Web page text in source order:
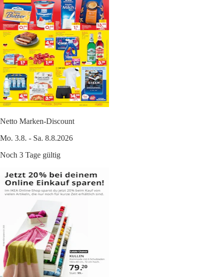
Netto Marken-Discount
Mo. 3.8. - Sa. 8.8.2026
Noch 3 Tage gültig